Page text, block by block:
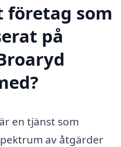
företag som
på
en tjänst som
av åtgärder